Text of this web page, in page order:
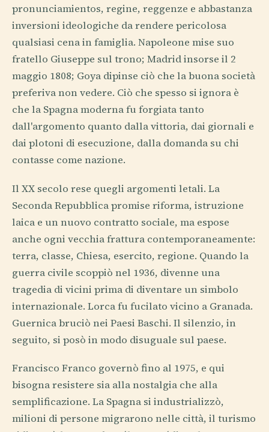
pronunciamientos, regine, reggenze e abbastanza
inversioni ideologiche da rendere pericolosa
qualsiasi cena in famiglia. Napoleone mise suo
fratello Giuseppe sul trono; Madrid insorse il 2
maggio 1808; Goya dipinse ciò che la buona società
preferiva non vedere. Ciò che spesso si ignora è
che la Spagna moderna fu forgiata tanto
dall'argomento quanto dalla vittoria, dai giornali e
dai plotoni di esecuzione, dalla domanda su chi
contasse come nazione.
Il XX secolo rese quegli argomenti letali. La
Seconda Repubblica promise riforma, istruzione
laica e un nuovo contratto sociale, ma espose
anche ogni vecchia frattura contemporaneamente:
terra, classe, Chiesa, esercito, regione. Quando la
guerra civile scoppiò nel 1936, divenne una
tragedia di vicini prima di diventare un simbolo
internazionale. Lorca fu fucilato vicino a Granada.
Guernica bruciò nei Paesi Baschi. Il silenzio, in
seguito, si posò in modo disuguale sul paese.
Francisco Franco governò fino al 1975, e qui
bisogna resistere sia alla nostalgia che alla
semplificazione. La Spagna si industrializzò,
milioni di persone migrarono nelle città, il turismo